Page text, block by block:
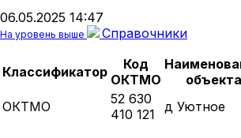
06.05.2025 14:47
На уровень выше Справочники
Классификатор
Код
ОКТМО
объекта
ОКТМО
52 630
410 121
д Уютное